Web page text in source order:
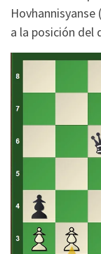
a la posición del